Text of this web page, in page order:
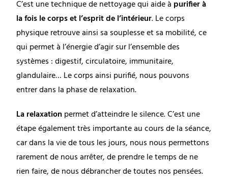
C’est une technique de nettoyage qui aide à purifier à
la fois le corps et l’esprit de l’intérieur. Le corps
physique retrouve ainsi sa souplesse et sa mobilité, ce
qui permet à l’énergie d’agir sur l’ensemble des
systèmes : digestif, circulatoire, immunitaire,
glandulaire… Le corps ainsi purifié, nous pouvons
entrer dans la phase de relaxation.
La relaxation permet d’atteindre le silence. C’est une
étape également très importante au cours de la séance,
car dans la vie de tous les jours, nous nous permettons
rarement de nous arrêter, de prendre le temps de ne
rien faire, de nous débrancher de toutes nos pensées.